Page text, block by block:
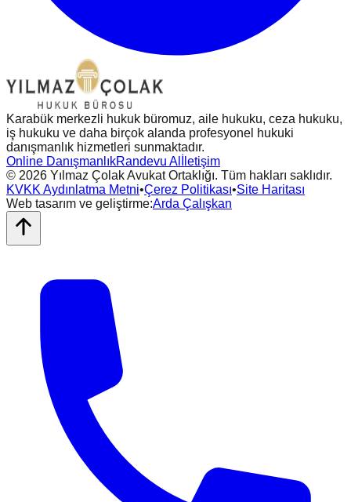
Karabük merkezli hukuk büromuz, aile hukuku, ceza hukuku,
iş hukuku ve daha birçok alanda profesyonel hukuki
danışmanlık hizmetleri sunmaktadır.
Online DanışmanlıkRandevu Al
İletişim
© 2026 Yılmaz Çolak Avukat Ortaklığı. Tüm hakları saklıdır.
KVKK Aydınlatma Metni•Çerez Politikası•Site Haritası
Web tasarım ve geliştirme:Arda Çalışkan